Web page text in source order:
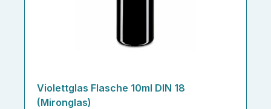
Violettglas Flasche 10ml DIN 18
(Mironglas)